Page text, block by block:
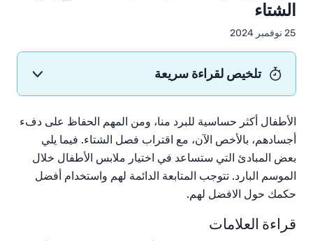
الشتاء
25 نوفمبر 2024
تلخيص لقراءة سريعة
الأطفال أكثر حساسية للبرد منا، ومن المهم الحفاظ على دفء
أجسادهم، بالأخص الآن، مع اقتراب فصل الشتاء. فيما يلي
بعض المبادئ التي ستساعد في اختيار ملابس الأطفال خلال
الموسم البارد. تتوجب المتابعة الدائمة لهم واستخدام أفضل
حكمك حول الافضل لهم.
قراءة العلامات